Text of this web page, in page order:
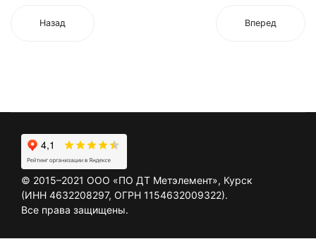
Назад Вперед
© 2015–2021 ООО «ПО ДТ Метэлемент», Курск
(ИНН 4632208297, ОГРН 1154632009322).
Все права защищены.